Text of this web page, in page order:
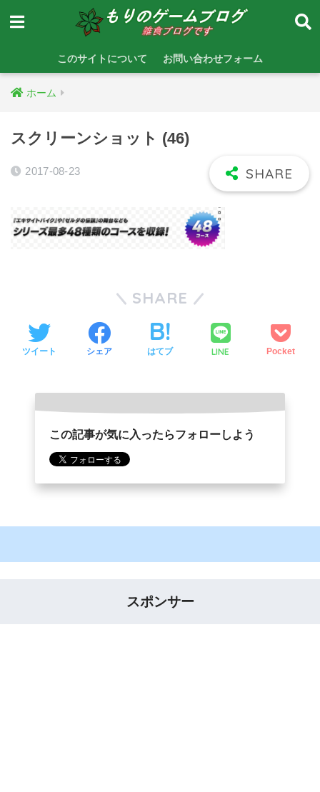
このサイトについて お問い合わせフォーム
ホーム
スクリーンショット (46)
2017-08-23
SHARE
ツイート シェア はてブ LINE Pocket
この記事が気に入ったらフォローしよう
スポンサー